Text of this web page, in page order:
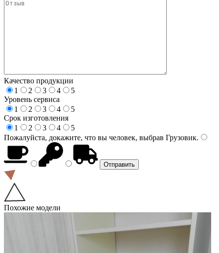
Качество продукции
1
2 3 4
5
Уровень сервиса
1
2 3 4
5
Срок изготовления
1
2 3 4
5
Пожалуйста, докажите, что вы человек, выбрав Грузовик.
Похожие модели